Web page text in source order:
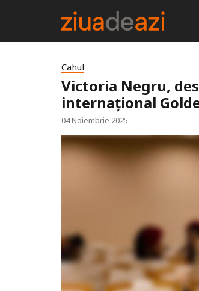
Cahul
Victoria Negru,
internațional
04 Noiembrie 2025